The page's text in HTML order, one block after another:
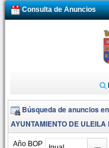
Consulta de Anuncios
Búsqueda de anuncios
AYUNTAMIENTO DE ULEILA
Año BOP